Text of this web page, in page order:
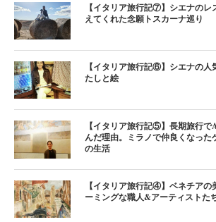
【イタリア旅行記⑦】シエナの
えてくれた念願トスカーナ巡り
【イタリア旅行記⑥】シエナの
たしと絵
【イタリア旅行記⑤】長期旅行
んだ理由。ミラノで仲良くなった
の生活
【イタリア旅行記④】ベネチアの
ーミングな職人&アーティストた